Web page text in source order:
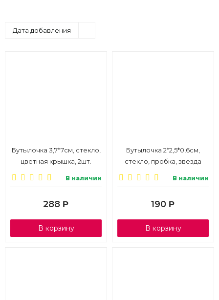
Дата добавления
Бутылочка 3,7*7см, стекло,
цветная крышка, 2шт.
В наличии
288 Р
В корзину
Бутылочка 2*2,5*0,6см,
стекло, пробка, звезда
В наличии
190 Р
В корзину